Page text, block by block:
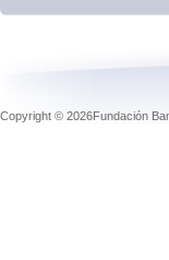
Copyright © 2026Fundación